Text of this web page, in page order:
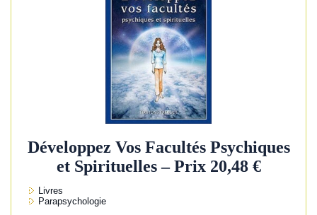
Développez Vos Facultés Psychiques
et Spirituelles – Prix 20,48 €
Livres
Parapsychologie